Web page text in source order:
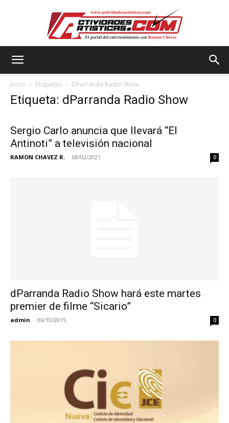
Inicio Etiquetas DParranda Radio Show
Etiqueta: dParranda Radio Show
Sergio Carlo anuncia que llevará “El
Antinoti” a televisión nacional
RAMON CHAVEZ R. - 08/02/2021 0
dParranda Radio Show hará este martes
premier de filme “Sicario”
admin - 06/10/2015 0